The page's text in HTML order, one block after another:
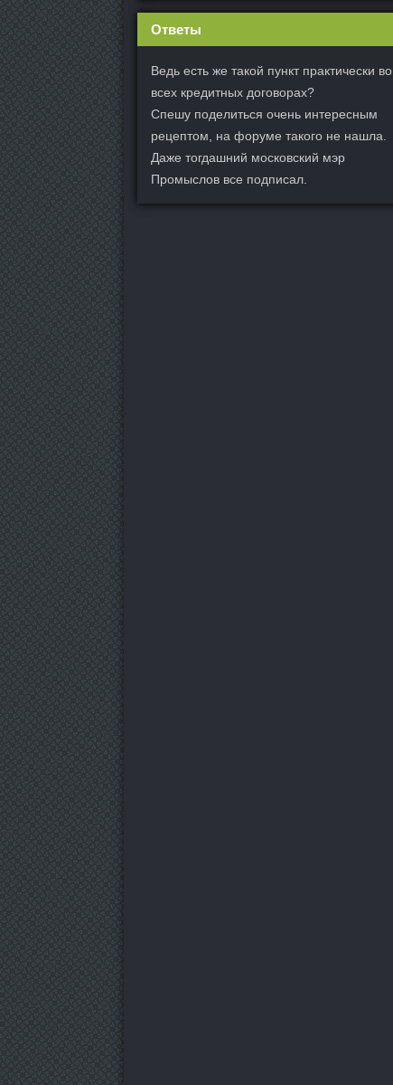
Ответы
Ведь есть же такой пункт практически во
всех кредитных договорах?
Спешу поделиться очень интересным
рецептом, на форуме такого не нашла.
Даже тогдашний московский мэр
Промыслов все подписал.